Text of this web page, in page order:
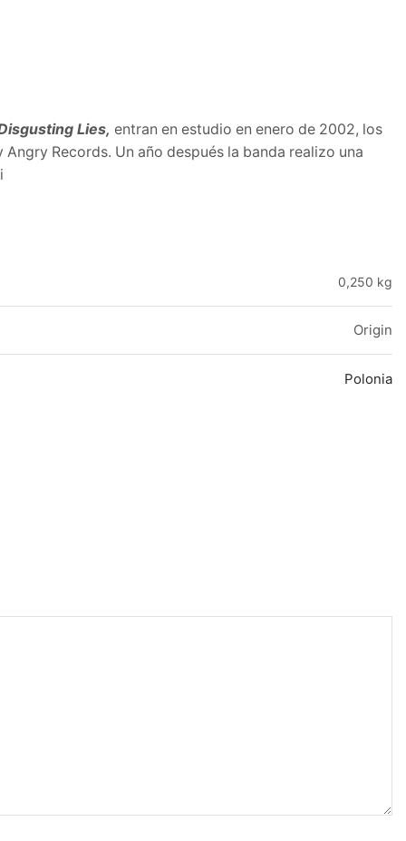
Lies, entran en estudio en enero de 2002, los
Records. Un año después la banda realizo una
0,250 kg
Origin
Polonia